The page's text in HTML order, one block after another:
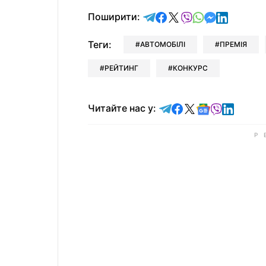
Поширити: відправити у Telegram
поділитись у
поділитись у X
відправити у
відправити у
Теги: АВТОМОБІЛІ ПРЕМІЯ
РЕЙТИНГ КОНКУРС
Читайте нас у: Читайте у Telegram
Читайте у
Читайте у X
Читайте у
Читайте